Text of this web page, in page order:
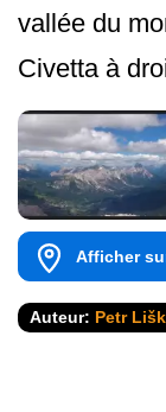
vallée du
Civetta à
Afficher
Auteur: Petr